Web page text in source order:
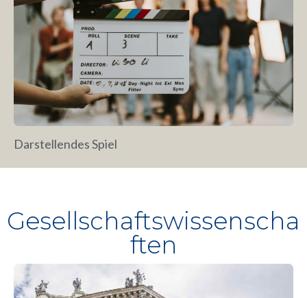
Darstellendes Spiel
Gesellschaftswissenscha
ften